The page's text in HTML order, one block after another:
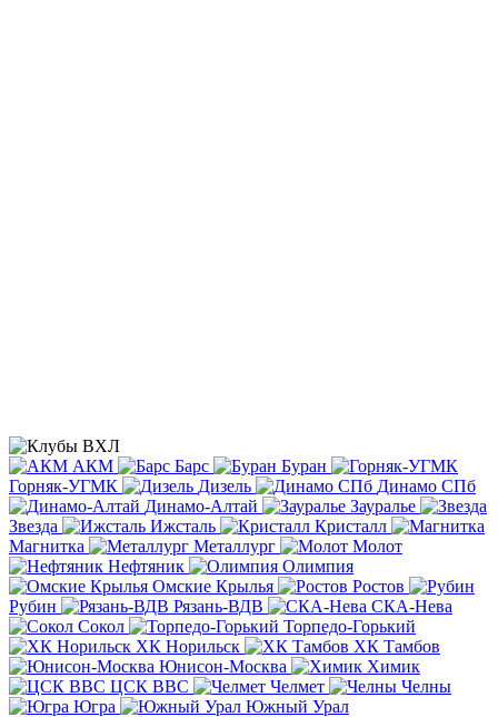
АКМ Барс
Буран
Горняк-УГМК
Дизель
Динамо СПб
Динамо-Алтай
Зауралье
Звезда
Ижсталь
Кристалл
Магнитка
Металлург
Молот
Нефтяник
Олимпия
Омские Крылья
Ростов
Рубин
Рязань-ВДВ
СКА-Нева
Сокол
Торпедо-Горький
ХК Норильск
ХК Тамбов
Юнисон-Москва
Химик
ЦСК ВВС
Челмет
Челны
Югра
Южный Урал